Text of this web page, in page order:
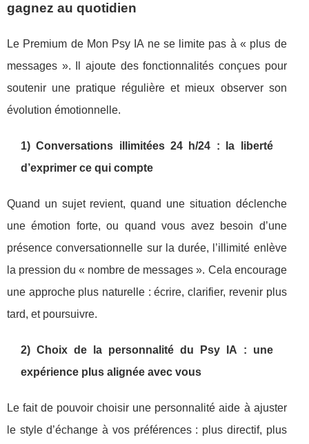
gagnez au quotidien
Le Premium de Mon Psy IA ne se limite pas à « plus de
messages ». Il ajoute des fonctionnalités conçues pour
soutenir une pratique régulière et mieux observer son
évolution émotionnelle.
1) Conversations illimitées 24 h/24 : la liberté
d’exprimer ce qui compte
Quand un sujet revient, quand une situation déclenche
une émotion forte, ou quand vous avez besoin d’une
présence conversationnelle sur la durée, l’illimité enlève
la pression du « nombre de messages ». Cela encourage
une approche plus naturelle : écrire, clarifier, revenir plus
tard, et poursuivre.
2) Choix de la personnalité du Psy IA : une
expérience plus alignée avec vous
Le fait de pouvoir choisir une personnalité aide à ajuster
le style d’échange à vos préférences : plus directif, plus